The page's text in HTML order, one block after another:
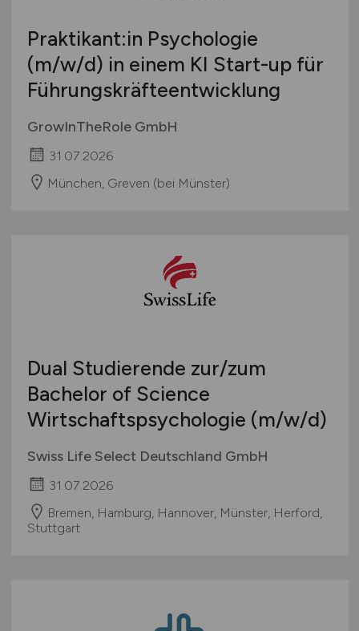
Praktikant:in Psychologie
(m/w/d) in einem KI Start-up für
Führungskräfteentwicklung
GrowInTheRole GmbH
31.07.2026
München, Greven (bei Münster)
Dual Studierende zur/zum
Bachelor of Science
Wirtschaftspsychologie (m/w/d)
Swiss Life Select Deutschland GmbH
31.07.2026
Bremen, Hamburg, Hannover, Münster, Herford,
Stuttgart